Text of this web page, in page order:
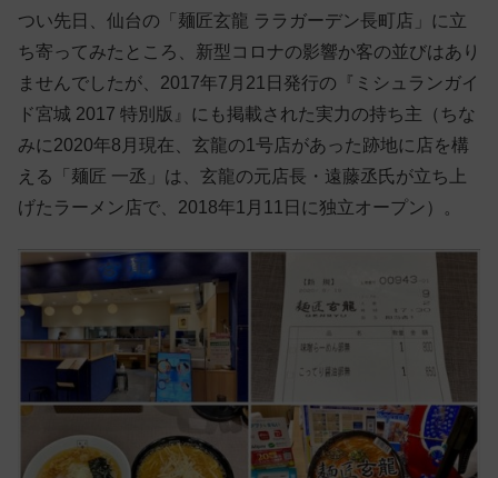
つい先日、仙台の「麺匠玄龍 ララガーデン長町店」に立
ち寄ってみたところ、新型コロナの影響か客の並びはあり
ませんでしたが、2017年7月21日発行の『ミシュランガイ
ド宮城 2017 特別版』にも掲載された実力の持ち主（ちな
みに2020年8月現在、玄龍の1号店があった跡地に店を構
える「麺匠 一丞」は、玄龍の元店長・遠藤丞氏が立ち上
げたラーメン店で、2018年1月11日に独立オープン）。